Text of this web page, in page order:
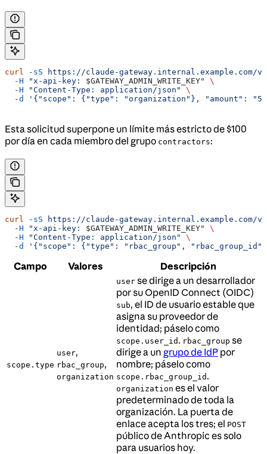
curl -sS https://claude-gateway.internal.example.com/
  -H
"x-api-key: $GATEWAY_ADMIN_WRITE_KEY"
\
  -H
"Content-Type: application/json"
\
  -d
'{"scope": {"type": "organization"}, "amount":
Esta solicitud superpone un límite más estricto de $100
por día en cada miembro del grupo contractors:
curl -sS https://claude-gateway.internal.example.com/
  -H
"x-api-key: $GATEWAY_ADMIN_WRITE_KEY"
\
  -H
"Content-Type: application/json"
\
  -d
'{"scope": {"type": "rbac_group",
Campo Valores Descripción
scope.type
user,
rbac_group,
organization
user se dirige a un desarrollador
por su OpenID Connect (OIDC)
sub, el ID de usuario estable que
asigna su proveedor de
identidad; páselo como
scope.user_id . rbac_group se
dirige a un grupo de IdP por
nombre; páselo como
scope.rbac_group_id .
organization es el valor
predeterminado de toda la
organización. La puerta de
enlace acepta los tres; el POST
público de Anthropic es solo
para usuarios hoy.